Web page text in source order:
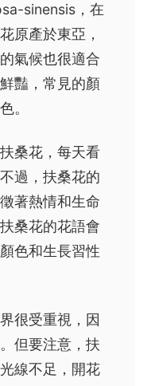
sinensis，在
原產於東亞，
氣候也很適合
豔，常見的顏
。
桑花，每天看
過，扶桑花的
著熱情和生命
桑花的花語會
色和生長習性
很受重視，因
但要注意，扶
線不足，開花